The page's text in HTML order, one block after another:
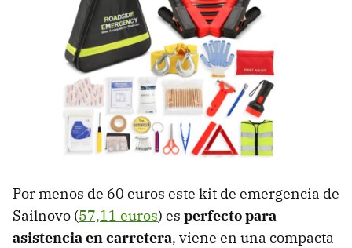
Por menos de 60 euros este kit de emergencia de
Sailnovo (57,11 euros) es perfecto para
asistencia en carretera, viene en una compacta